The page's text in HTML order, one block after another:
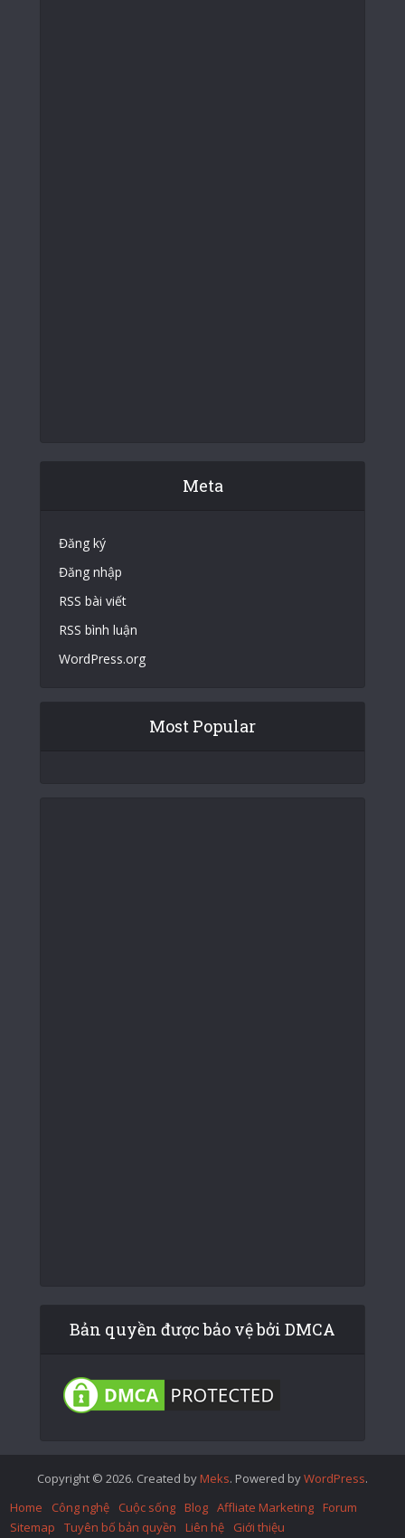
Meta
Đăng ký
Đăng nhập
RSS bài viết
RSS bình luận
WordPress.org
Most Popular
Bản quyền được bảo vệ bởi DMCA
Copyright © 2026. Created by Meks. Powered byWordPress.
Home
Công nghệ Cuộc sống Blog Affliate Marketing
Forum
Sitemap
Tuyên bố bản quyền Liên hệ Giới thiệu